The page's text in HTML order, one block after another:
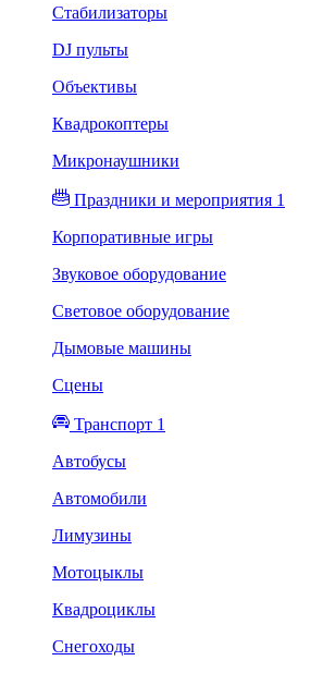
Стабилизаторы
DJ пульты
Объективы
Квадрокоптеры
Микронаушники
Праздники и мероприятия 1
Корпоративные игры
Звуковое оборудование
Световое оборудование
Дымовые машины
Сцены
Транспорт 1
Автобусы
Автомобили
Лимузины
Мотоцыклы
Квадроциклы
Снегоходы